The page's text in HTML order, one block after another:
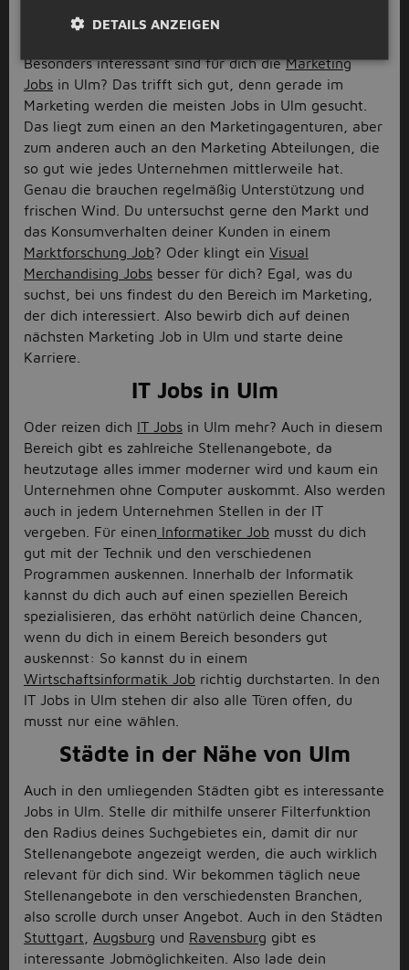
Marketing Jobs in Ulm
Besonders interessant sind für dich dieMarketing
Jobs in Ulm? Das trifft sich gut, denn gerade im
Marketing werden die meisten Jobs in Ulm gesucht.
Das liegt zum einen an den Marketingagenturen, aber
zum anderen auch an den Marketing Abteilungen, die
so gut wie jedes Unternehmen mittlerweile hat.
Genau die brauchen regelmäßig Unterstützung und
frischen Wind. Du untersuchst gerne den Markt und
das Konsumverhalten deiner Kunden in einem
Marktforschung Job? Oder klingt ein Visual
Merchandising Jobs besser für dich? Egal, was du
suchst, bei uns findest du den Bereich im Marketing,
der dich interessiert. Also bewirb dich auf deinen
nächsten Marketing Job in Ulm und starte deine
Karriere.
IT Jobs in Ulm
Oder reizen dich IT Jobs in Ulm mehr? Auch in diesem
Bereich gibt es zahlreiche Stellenangebote, da
heutzutage alles immer moderner wird und kaum ein
Unternehmen ohne Computer auskommt. Also werden
auch in jedem Unternehmen Stellen in der IT
vergeben. Für einen Informatiker Job musst du dich
gut mit der Technik und den verschiedenen
Programmen auskennen. Innerhalb der Informatik
kannst du dich auch auf einen speziellen Bereich
spezialisieren, das erhöht natürlich deine Chancen,
wenn du dich in einem Bereich besonders gut
auskennst: So kannst du in einem
Wirtschaftsinformatik Job richtig durchstarten. In den
IT Jobs in Ulm stehen dir also alle Türen offen, du
musst nur eine wählen.
Städte in der Nähe von Ulm
Auch in den umliegenden Städten gibt es interessante
Jobs in Ulm. Stelle dir mithilfe unserer Filterfunktion
den Radius deines Suchgebietes ein, damit dir nur
Stellenangebote angezeigt werden, die auch wirklich
relevant für dich sind. Wir bekommen täglich neue
Stellenangebote in den verschiedensten Branchen,
also scrolle durch unser Angebot. Auch in den Städten
Stuttgart
Augsburg und Ravensburg gibt es
interessante Jobmöglichkeiten. Also lade dein
DETAILS ANZEIGEN